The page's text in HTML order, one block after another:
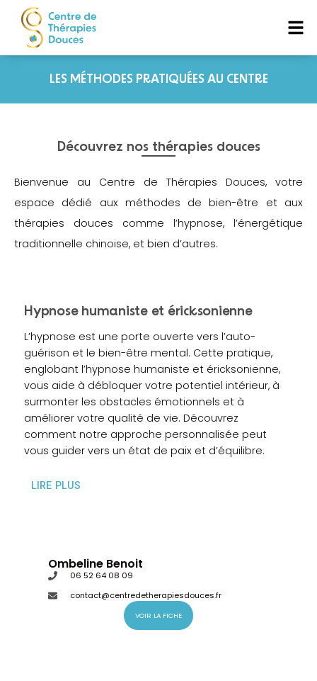
LES MÉTHODES PRATIQUÉES AU CENTRE
Découvrez nos thérapies douces
Bienvenue au Centre de Thérapies Douces, votre
espace dédié aux méthodes de bien-être et aux
thérapies douces comme l’hypnose, l’énergétique
traditionnelle chinoise, et bien d’autres.
Hypnose humaniste et éricksonienne
L’hypnose est une porte ouverte vers l’auto-
guérison et le bien-être mental. Cette pratique,
englobant l’hypnose humaniste et éricksonienne,
vous aide à débloquer votre potentiel intérieur, à
surmonter les obstacles émotionnels et à
améliorer votre qualité de vie. Découvrez
comment notre approche personnalisée peut
vous guider vers un état de paix et d’équilibre.
LIRE PLUS
Ombeline Benoit
06 52 64 08 09
contact@centredetherapiesdouces.fr
VOIR LA FICHE